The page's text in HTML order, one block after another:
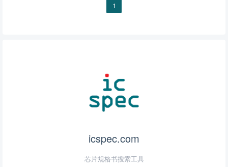
1
icspec.com
芯片规格书搜索工具